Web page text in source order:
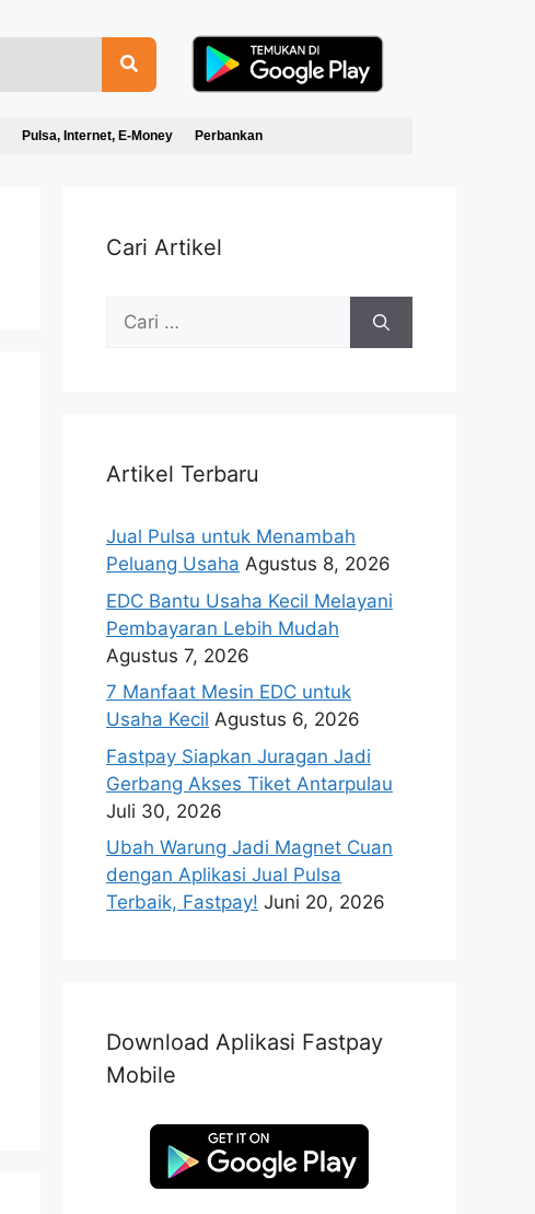
Pulsa, Internet, E-Money Perbankan
Cari Artikel
Artikel Terbaru
Jual Pulsa untuk Menambah
Peluang Usaha Agustus 8, 2026
EDC Bantu Usaha Kecil Melayani
Pembayaran Lebih Mudah
Agustus 7, 2026
7 Manfaat Mesin EDC untuk
Usaha Kecil Agustus 6, 2026
Fastpay Siapkan Juragan Jadi
Gerbang Akses Tiket Antarpulau
Juli 30, 2026
Ubah Warung Jadi Magnet Cuan
dengan Aplikasi Jual Pulsa
Terbaik, Fastpay! Juni 20, 2026
Download Aplikasi Fastpay
Mobile